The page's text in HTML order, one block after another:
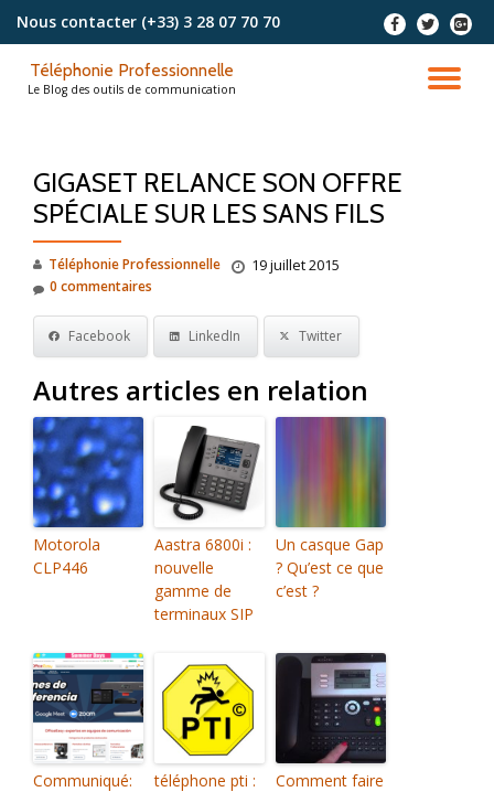
contenu
Nous contacter (+33) 3 28 07 70 70 - - -
Téléphonie Professionnelle
Le Blog des outils de communication
GIGASET RELANCE SON OFFRE
SPÉCIALE SUR LES SANS FILS
Téléphonie Professionnelle 19 juillet 2015
0 commentaires
Facebook LinkedIn Twitter
Autres articles en relation
Motorola
CLP446
Aastra 6800i :
nouvelle
gamme de
terminaux SIP
Un casque Gap
? Qu’est ce que
c’est ?
Communiqué:
téléphone pti :
Comment faire